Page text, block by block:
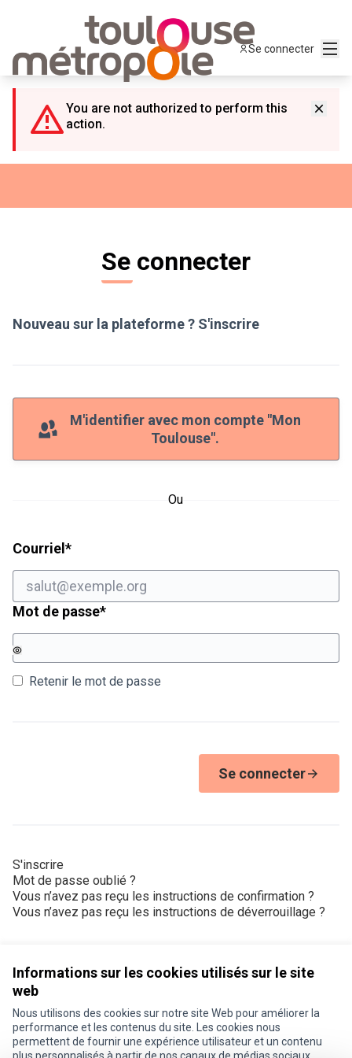
Informations sur les cookies utilisés sur le site
web
Nous utilisons des cookies sur notre site Web pour améliorer la
performance et les contenus du site. Les cookies nous
permettent de fournir une expérience utilisateur et un contenu
Se connecter
You are not authorized to perform this
action.
Se connecter
Nouveau sur la plateforme ? S'inscrire
M'identifier avec mon compte "Mon
Toulouse".
Ou
Courriel *Champ obligatoire
Mot de passe*Champ obligatoire
Retenir le mot de passe
Se connecter
S'inscrire
Mot de passe oublié ?
Vous n’avez pas reçu les instructions de confirmation ?
Vous n’avez pas reçu les instructions de déverrouillage ?
Conditions d'utilisation
Paramètres des cookies
Je participe ! sur X
Je participe ! sur Facebook
Je participe ! sur Instagram